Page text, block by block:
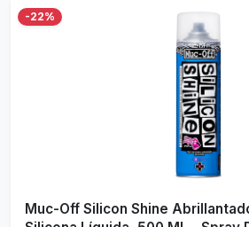
-22%
Muc-Off Silicon Shine